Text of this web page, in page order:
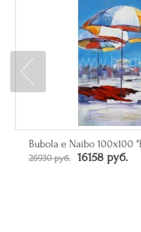
Зеркало
От 50790